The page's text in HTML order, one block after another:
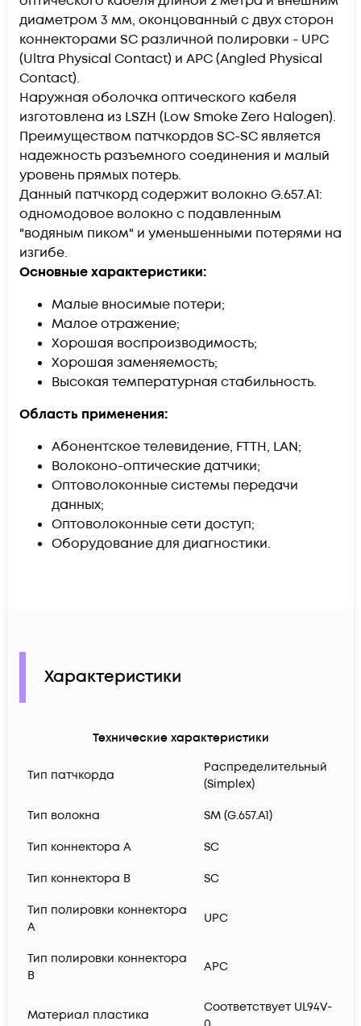
диаметром 3 мм, оконцованный с двух сторон
коннекторами SC различной полировки - UPC
(Ultra Physical Contact) и APC (Angled Physical
Contact).
Наружная оболочка оптического кабеля
изготовлена из LSZH (Low Smoke Zero Halogen).
Преимуществом патчкордов SC-SC является
надежность разъемного соединения и малый
уровень прямых потерь.
Данный патчкорд содержит волокно G.657.А1:
одномодовое волокно с подавленным
"водяным пиком" и уменьшенными потерями на
изгибе.
Основные характеристики:
Малые вносимые потери;
Малое отражение;
Хорошая воспроизводимость;
Хорошая заменяемость;
Высокая температурная стабильность.
Область применения:
Абонентское телевидение, FTTH, LAN;
Волоконо-оптические датчики;
Оптоволоконные системы передачи
данных;
Оптоволоконные сети доступ;
Оборудование для диагностики.
Характеристики
Технические характеристики
Тип патчкорда
Распределительный
(Simplex)
Тип волокна SM (G.657.A1)
Тип коннектора A SC
Тип коннектора B SC
Тип полировки коннектора
A
UPC
Тип полировки коннектора
B
APC
Материал пластика
Соответствует UL94V-